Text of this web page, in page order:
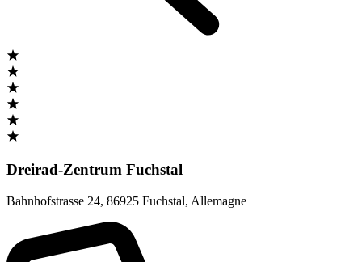
Dreirad-Zentrum Fuchstal
Bahnhofstrasse 24, 86925 Fuchstal, Allemagne